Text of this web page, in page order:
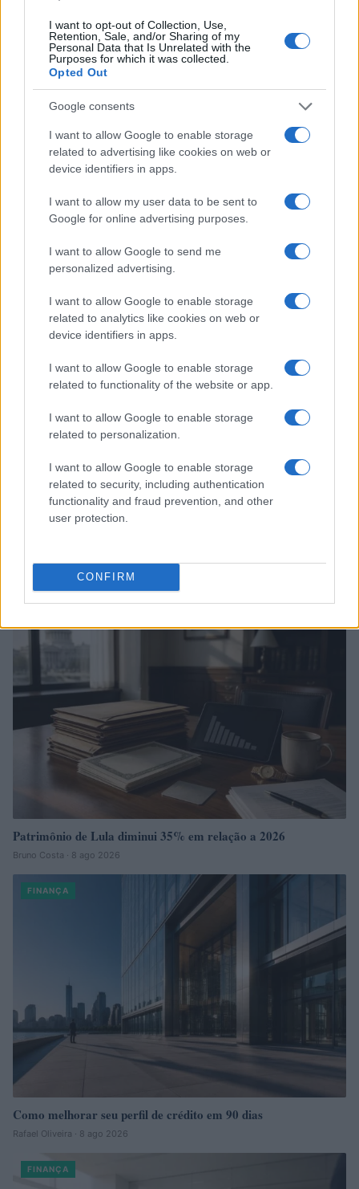
I want to opt-out of Collection, Use,
Retention, Sale, and/or Sharing of my
Personal Data that Is Unrelated with the
Purposes for which it was collected.
Opted Out
Google consents
I want to allow Google to enable storage
related to advertising like cookies on web or
device identifiers in apps.
I want to allow my user data to be sent to
Google for online advertising purposes.
I want to allow Google to send me
personalized advertising.
I want to allow Google to enable storage
related to analytics like cookies on web or
device identifiers in apps.
I want to allow Google to enable storage
related to functionality of the website or app.
I want to allow Google to enable storage
related to personalization.
I want to allow Google to enable storage
related to security, including authentication
functionality and fraud prevention, and other
user protection.
CONFIRM
doutorados da Hofstra University, Hunter College e
Adelphi University, e Doctors of Laws da New York Law
School, do Touro Law Center e da Brooklyn Law School.
AUTOR
Giorgia Stromeo
Continue lendo
Patrimônio de Lula diminui 35% em relação a 2026
Bruno Costa · 8 ago 2026
FINANÇA
Como melhorar seu perfil de crédito em 90 dias
Rafael Oliveira · 8 ago 2026
FINANÇA